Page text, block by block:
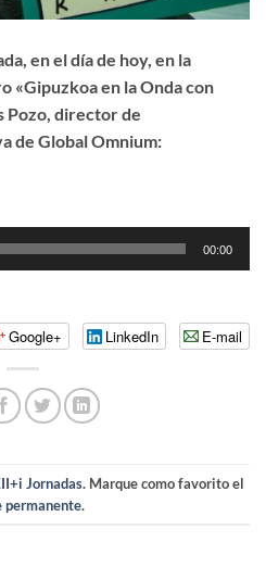
en el día de hoy, en la
«Gipuzkoa en la Onda con
Pozo, director de
de Global Omnium:
00:00
Google+ LinkedIn E-mail
Jornadas. Marque como favorito el
permanente.